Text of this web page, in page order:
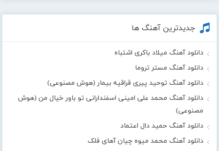
جدیدترین آهنگ ها
دانلود آهنگ میلاد باکری اشتباه
دانلود آهنگ مستر تروما
دانلود آهنگ توحید پیری قراقیه بیمار (هوش مصنوعی)
دانلود آهنگ محمد علی امینی اسفندارانی تو باور خیال من (هوش
مصنوعی)
دانلود آهنگ حمید دال اعتماد
دانلود آهنگ محمد میوه چیان آهای فلک